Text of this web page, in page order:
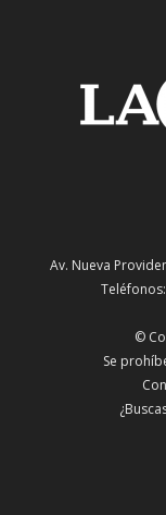
Av. Nueva
©
Se